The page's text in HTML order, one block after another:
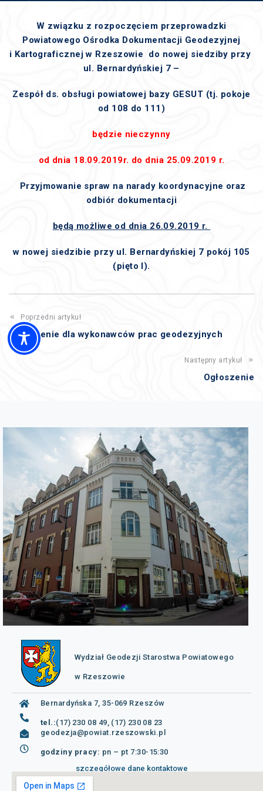
W związku z rozpoczęciem przeprowadzki
Powiatowego Ośrodka Dokumentacji Geodezyjnej
i Kartograficznej w Rzeszowie do nowej siedziby przy
ul. Bernardyńskiej 7 –
Zespół ds. obsługi powiatowej bazy GESUT (tj. pokoje
od 108 do 111)
będzie nieczynny
od dnia 18.09.2019r. do dnia 25.09.2019 r.
Przyjmowanie spraw na narady koordynacyjne oraz
odbiór dokumentacji
będą możliwe od dnia 26.09.2019 r.
w nowej siedzibie przy ul. Bernardyńskiej 7 pokój 105
(pięto I).
Poprzedni artykuł
Ogłoszenie dla wykonawców prac geodezyjnych
Następny artykuł
Ogłoszenie
Wydział Geodezji Starostwa Powiatowego
w Rzeszowie
Bernardyńska 7, 35-069 Rzeszów
tel.:(17) 230 08 49, (17) 230 08 23
geodezja@powiat.rzeszowski.pl
godziny pracy: pn – pt 7:30-15:30
szczegółowe dane kontaktowe